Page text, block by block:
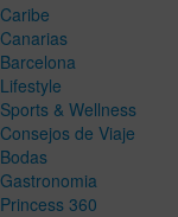
Caribe
Canarias
Barcelona
Lifestyle
Sports & Wellness
Consejos de Viaje
Bodas
Gastronomia
Princess 360